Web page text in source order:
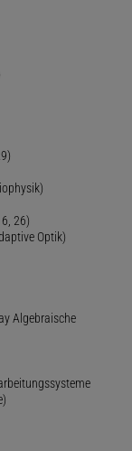
26)
Optik)
Algebraische